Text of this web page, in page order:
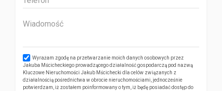
Wyrażam zgodę na przetwarzanie moich danych osobowych przez
Jakuba Mścicheckiego prowadzącego działalność gospodarczą pod nazwą
Kluczowe Nieruchomości Jakub Mścichecki dla celów związanych z
działalnością pośrednictwa w obrocie nieruchomościami, jednocześnie
potwierdzam, iż zostałem poinformowany o tym, iż będę posiadać dostęp do